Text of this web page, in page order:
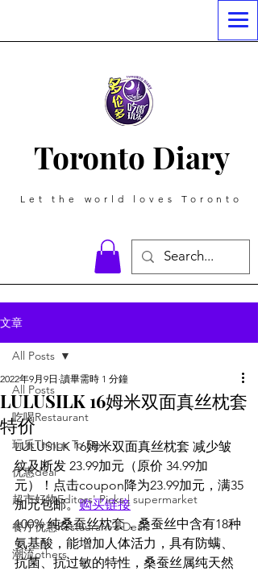
Toronto Diary
Let the world loves Toronto
文章
All Posts
吃喝Restaurant
玩乐Things To Do
优惠deal
超市好物Editors' Picks | supermarket
餐厅优惠Restaurant's Deals
潮流others
All Posts
LULUSILK 16姆米双面真丝枕套
特价
2022年9月9日 讀畢需時 1 分鐘
LULUSILK 16姆米双面真丝枕套 减少皱
纹及断发 23.99加元（原价 34.99加
元）！点击coupon降为23.99加元，满35
加元包邮。购买链接
100% 纯桑蚕丝枕套，桑蚕丝中含有18种
氨基酸，能增加人体活力，具有防螨、
抗菌、抗过敏的特性，桑蚕丝属纯天然